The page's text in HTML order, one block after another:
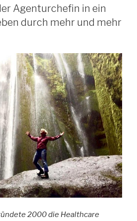
Agenturchefin in ein
durch mehr und mehr
2000 die Healthcare